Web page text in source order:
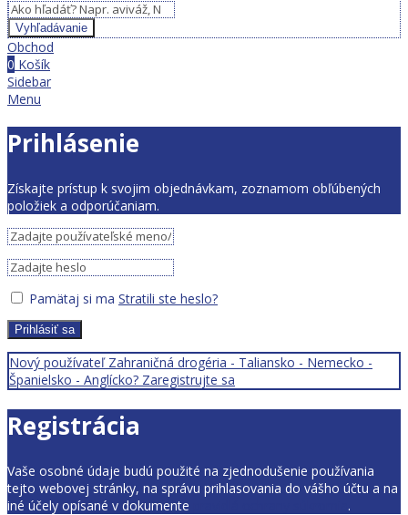
Vyhľadávanie
Obchod
0 Košík
Sidebar
Menu
Prihlásenie
Získajte prístup k svojim objednávkam, zoznamom obľúbených
položiek a odporúčaniam.
Pamätaj si ma Stratili ste heslo?
Prihlásiť sa
Nový používateľ Zahraničná drogéria - Taliansko - Nemecko -
Španielsko - Anglícko? Zaregistrujte sa
Registrácia
Vaše osobné údaje budú použité na zjednodušenie používania
tejto webovej stránky, na správu prihlasovania do vášho účtu a na
iné účely opísané v dokumente
.